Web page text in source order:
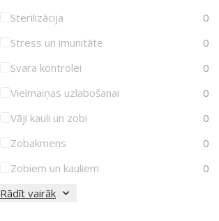
Sterilizācija
0
Stress un imunitāte
0
Svara kontrolei
0
Vielmaiņas uzlabošanai
0
Vāji kauli un zobi
0
Zobakmens
0
Zobiem un kauliem
0
Rādīt vairāk